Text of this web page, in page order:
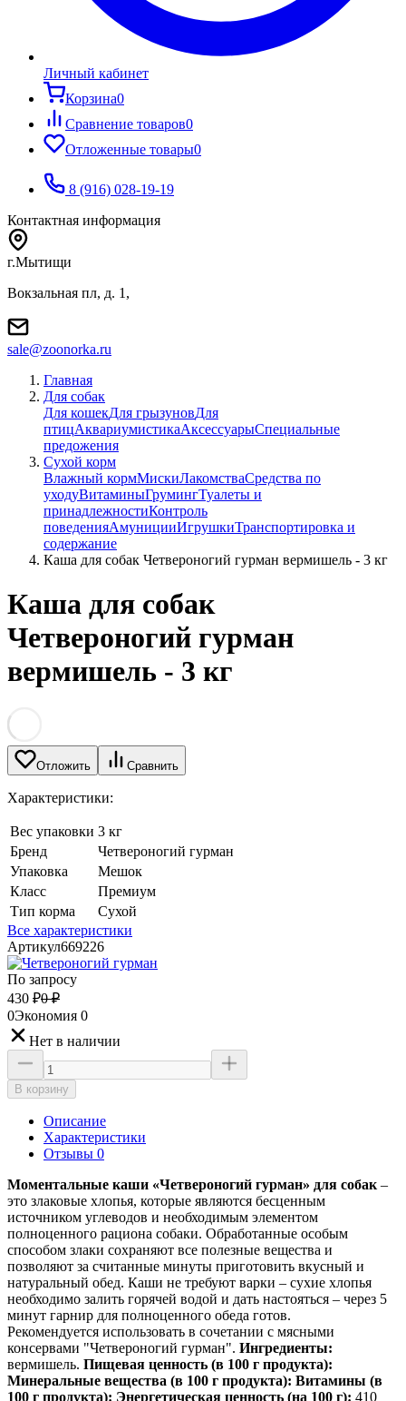
Личный кабинет
Корзина0
Сравнение товаров0
Отложенные товары0
8 (916) 028-19-19
Контактная информация
г.Мытищи
Вокзальная пл, д. 1,
sale@zoonorka.ru
Главная
Для собак
Для кошекДля грызуновДля
птицАквариумистикаАксессуарыСпециальные
предожения
Сухой корм
Влажный кормМискиЛакомстваСредства по
уходуВитаминыГрумингТуалеты и
принадлежностиКонтроль
поведенияАмуницииИгрушкиТранспортировка и
содержание
Каша для собак Четвероногий гурман вермишель - 3 кг
Каша для собак
Четвероногий гурман
вермишель - 3 кг
Отложить Сравнить
Характеристики:
Вес упаковки 3 кг
Бренд
Четвероногий гурман
Упаковка
Мешок
Класс
Премиум
Тип корма
Сухой
Все характеристики
Артикул669226
По запросу
430 ₽0 ₽
0Экономия 0
Нет в наличии
В корзину
Описание
Характеристики
Отзывы 0
Моментальные каши «Четвероногий гурман» для собак–
это злаковые хлопья, которые являются бесценным
источником углеводов и необходимым элементом
полноценного рациона собаки. Обработанные особым
способом злаки сохраняют все полезные вещества и
позволяют за считанные минуты приготовить вкусный и
натуральный обед. Каши не требуют варки – сухие хлопья
необходимо залить горячей водой и дать настояться – через 5
минут гарнир для полноценного обеда готов.
Рекомендуется использовать в сочетании с мясными
консервами "Четвероногий гурман". Ингредиенты:
вермишель. Пищевая ценность (в 100 г продукта):
Минеральные вещества (в 100 г продукта): Витамины (в
100 г продукта): Энергетическая ценность (на 100 г): 410